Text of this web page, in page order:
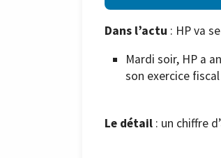
Dans l’actu : HP va
Mardi soir, HP a
son exercice
Le détail : un chiffre